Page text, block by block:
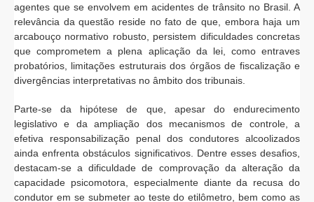
agentes que se envolvem em acidentes de trânsito no Brasil. A
relevância da questão reside no fato de que, embora haja um
arcabouço normativo robusto, persistem dificuldades concretas
que comprometem a plena aplicação da lei, como entraves
probatórios, limitações estruturais dos órgãos de fiscalização e
divergências interpretativas no âmbito dos tribunais.
Parte-se da hipótese de que, apesar do endurecimento
legislativo e da ampliação dos mecanismos de controle, a
efetiva responsabilização penal dos condutores alcoolizados
ainda enfrenta obstáculos significativos. Dentre esses desafios,
destacam-se a dificuldade de comprovação da alteração da
capacidade psicomotora, especialmente diante da recusa do
condutor em se submeter ao teste do etilômetro, bem como as